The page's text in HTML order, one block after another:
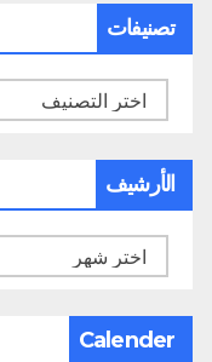
تصنيفات
تصنيفات
الأرشيف
الأرشيف
Calender